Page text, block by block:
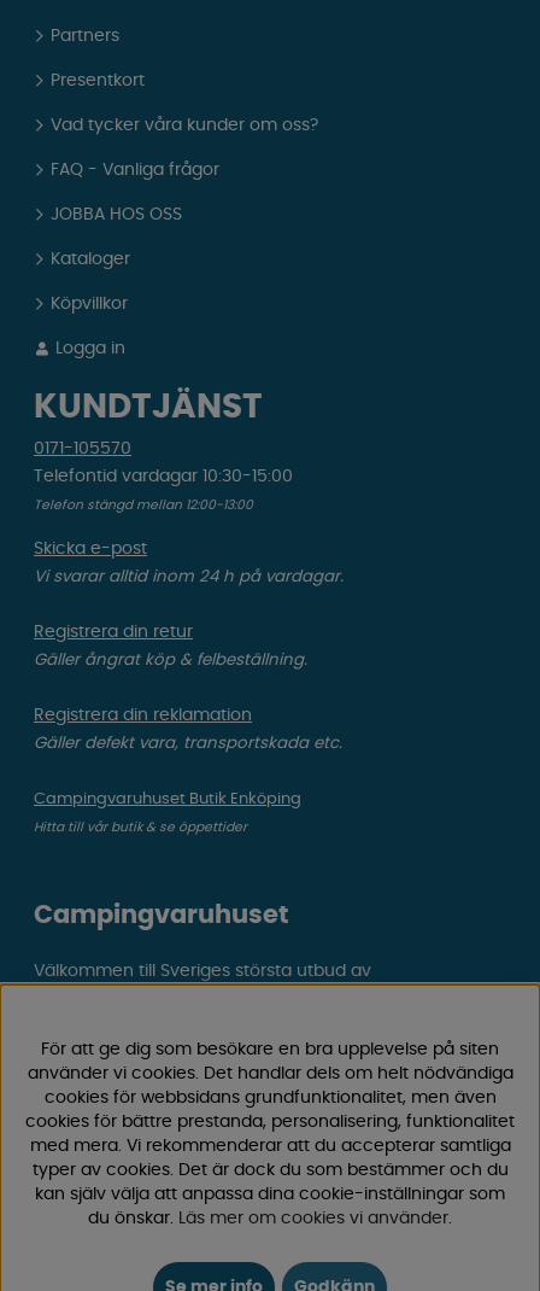
Partners
Presentkort
Vad tycker våra kunder om oss?
FAQ - Vanliga frågor
JOBBA HOS OSS
Kataloger
Köpvillkor
Logga in
KUNDTJÄNST
0171-105570
Telefontid vardagar 10:30-15:00
Telefon stängd mellan 12:00-13:00
Skicka e-post
Vi svarar alltid inom 24 h på vardagar.
Registrera din retur
Gäller ångrat köp & felbeställning.
Registrera din reklamation
Gäller defekt vara, transportskada etc.
Campingvaruhuset Butik Enköping
Hitta till vår butik & se öppettider
Campingvaruhuset
Välkommen till Sveriges största utbud av
camping och fritid.
Hos oss hittar du allt från reservdelar till smarta tillbehör
som gör din campingupplevelse smidigare och roligare.
Vi erbjuder hög kvalitet och konkurrenskraftiga priser –
både online och i vår fysiska butik i Enköping.
Följ oss på Facebook och Instagram för inspiration,
För att ge dig som besökare en bra upplevelse på siten
använder vi cookies. Det handlar dels om helt nödvändiga
cookies för webbsidans grundfunktionalitet, men även
cookies för bättre prestanda, personalisering, funktionalitet
med mera. Vi rekommenderar att du accepterar samtliga
typer av cookies. Det är dock du som bestämmer och du
kan själv välja att anpassa dina cookie-inställningar som
du önskar. Läs mer om cookies vi använder.
Se mer info Godkänn